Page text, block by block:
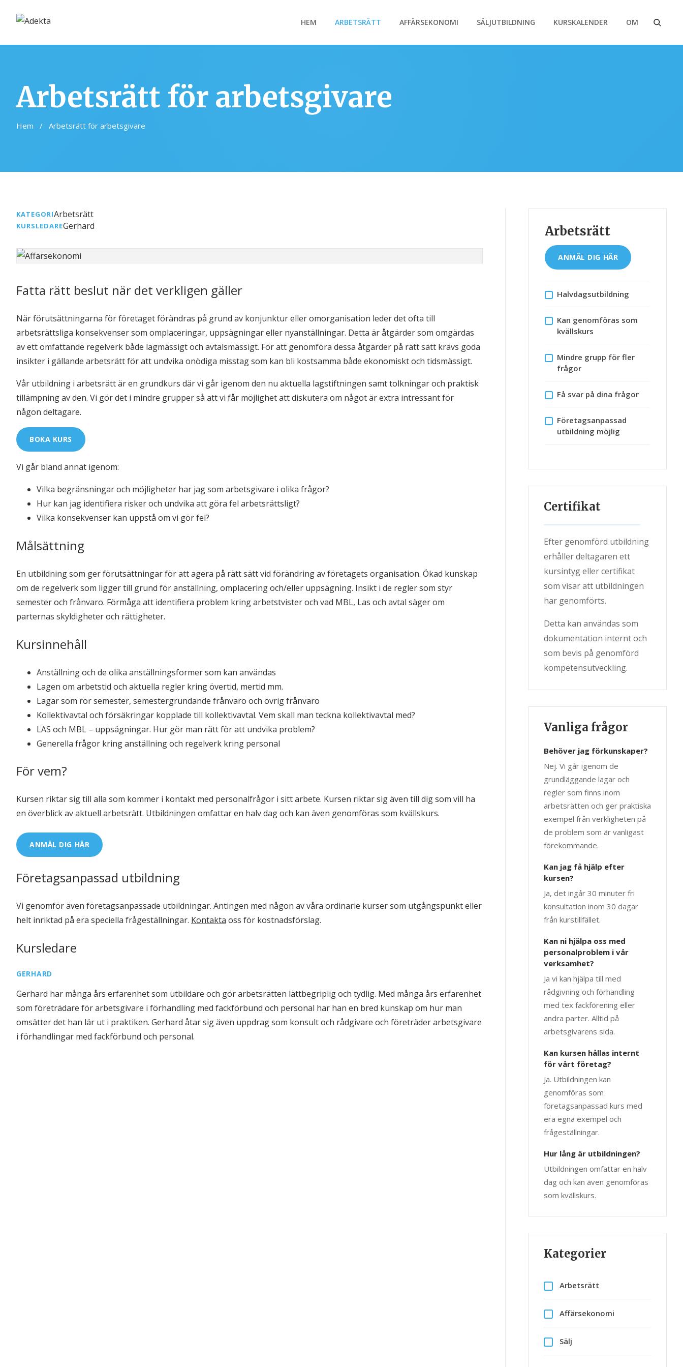
HEM ARBETSRÄTT AFFÄRSEKONOMI SÄLJUTBILDNING KURSKALENDER OM Sök
Arbetsrätt för arbetsgivare
Hem / Arbetsrätt för arbetsgivare
KATEGORIArbetsrätt
KURSLEDAREGerhard
Fatta rätt beslut när det verkligen gäller
När förutsättningarna för företaget förändras på grund av konjunktur eller omorganisation leder det ofta till
arbetsrättsliga konsekvenser som omplaceringar, uppsägningar eller nyanställningar. Detta är åtgärder som omgärdas
av ett omfattande regelverk både lagmässigt och avtalsmässigt. För att genomföra dessa åtgärder på rätt sätt krävs goda
insikter i gällande arbetsrätt för att undvika onödiga misstag som kan bli kostsamma både ekonomiskt och tidsmässigt.
Vår utbildning i arbetsrätt är en grundkurs där vi går igenom den nu aktuella lagstiftningen samt tolkningar och praktisk
tillämpning av den. Vi gör det i mindre grupper så att vi får möjlighet att diskutera om något är extra intressant för
någon deltagare.
BOKA KURS
Vi går bland annat igenom:
Vilka begränsningar och möjligheter har jag som arbetsgivare i olika frågor?
Hur kan jag identifiera risker och undvika att göra fel arbetsrättsligt?
Vilka konsekvenser kan uppstå om vi gör fel?
Målsättning
En utbildning som ger förutsättningar för att agera på rätt sätt vid förändring av företagets organisation. Ökad kunskap
om de regelverk som ligger till grund för anställning, omplacering och/eller uppsägning. Insikt i de regler som styr
semester och frånvaro. Förmåga att identifiera problem kring arbetstvister och vad MBL, Las och avtal säger om
parternas skyldigheter och rättigheter.
Kursinnehåll
Anställning och de olika anställningsformer som kan användas
Lagen om arbetstid och aktuella regler kring övertid, mertid mm.
Lagar som rör semester, semestergrundande frånvaro och övrig frånvaro
Kollektivavtal och försäkringar kopplade till kollektivavtal. Vem skall man teckna kollektivavtal med?
LAS och MBL – uppsägningar. Hur gör man rätt för att undvika problem?
Generella frågor kring anställning och regelverk kring personal
För vem?
Kursen riktar sig till alla som kommer i kontakt med personalfrågor i sitt arbete. Kursen riktar sig även till dig som vill ha
en överblick av aktuell arbetsrätt. Utbildningen omfattar en halv dag och kan även genomföras som kvällskurs.
ANMÄL DIG HÄR
Företagsanpassad utbildning
Vi genomför även företagsanpassade utbildningar. Antingen med någon av våra ordinarie kurser som utgångspunkt eller
helt inriktad på era speciella frågeställningar. Kontakta oss för kostnadsförslag.
Kursledare
GERHARD
Gerhard har många års erfarenhet som utbildare och gör arbetsrätten lättbegriplig och tydlig. Med många års erfarenhet
som företrädare för arbetsgivare i förhandling med fackförbund och personal har han en bred kunskap om hur man
omsätter det han lär ut i praktiken. Gerhard åtar sig även uppdrag som konsult och rådgivare och företräder arbetsgivare
i förhandlingar med fackförbund och personal.
Arbetsrätt
ANMÄL DIG HÄR
Halvdagsutbildning
Kan genomföras som
kvällskurs
Mindre grupp för fler
frågor
Få svar på dina frågor
Företagsanpassad
utbildning möjlig
Certifikat
Efter genomförd utbildning
erhåller deltagaren ett
kursintyg eller certifikat
som visar att utbildningen
har genomförts.
Detta kan användas som
dokumentation internt och
som bevis på genomförd
kompetensutveckling.
Vanliga frågor
Behöver jag förkunskaper?
Nej. Vi går igenom de
grundläggande lagar och
regler som finns inom
arbetsrätten och ger praktiska
exempel från verkligheten på
de problem som är vanligast
förekommande.
Kan jag få hjälp efter
kursen?
Ja, det ingår 30 minuter fri
konsultation inom 30 dagar
från kurstillfället.
Kan ni hjälpa oss med
personalproblem i vår
verksamhet?
Ja vi kan hjälpa till med
rådgivning och förhandling
med tex fackförening eller
andra parter. Alltid på
arbetsgivarens sida.
Kan kursen hållas internt
för vårt företag?
Ja. Utbildningen kan
genomföras som
företagsanpassad kurs med
era egna exempel och
frågeställningar.
Hur lång är utbildningen?
Utbildningen omfattar en halv
dag och kan även genomföras
som kvällskurs.
Kategorier
Arbetsrätt
Affärsekonomi
Sälj